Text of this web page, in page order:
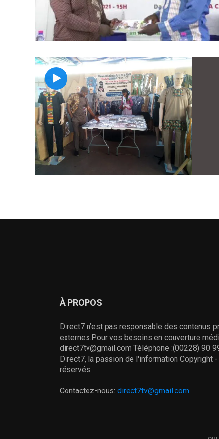
À PROPOS
Direct7 n’est pas responsable des contenus
externes.Pour vos besoins en couverture
direct7tv@gmail.com Téléphone :(00228) 90
Direct7, la passion de l'information Copyright
réservés.
Contactez-nous: direct7tv@gmail.com